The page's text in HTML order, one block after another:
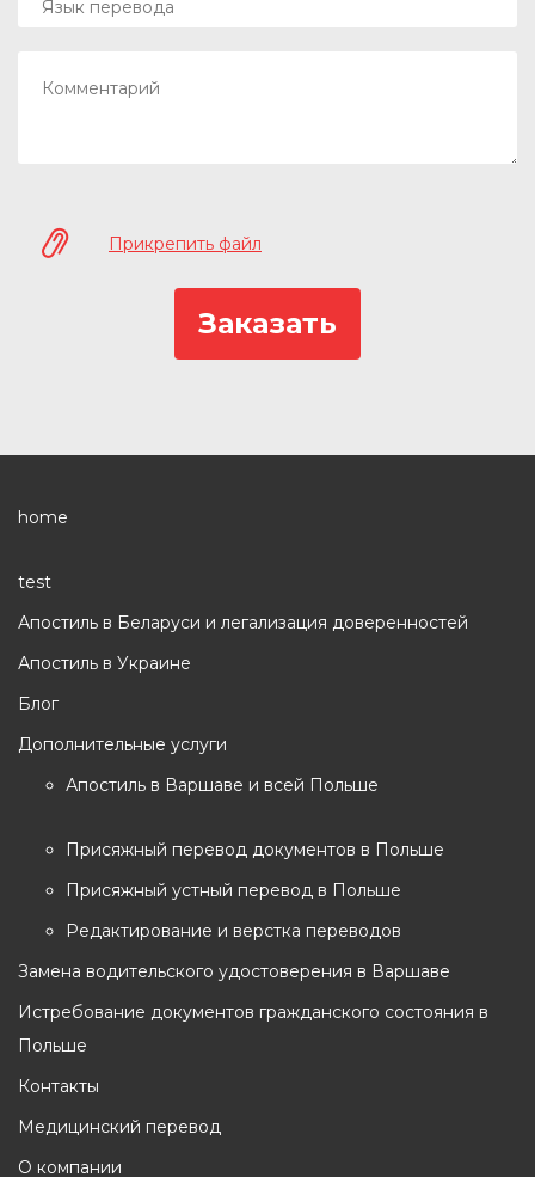
Прикрепить файл
home
test
Апостиль в Беларуси и легализация доверенностей
Апостиль в Украине
Блог
Дополнительные услуги
Апостиль в Варшаве и всей Польше
Присяжный перевод документов в Польше
Присяжный устный перевод в Польше
Редактирование и верстка переводов
Замена водительского удостоверения в Варшаве
Истребование документов гражданского состояния в
Польше
Контакты
Медицинский перевод
О компании